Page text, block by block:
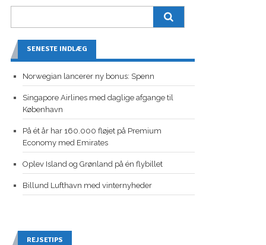
SENESTE INDLÆG
Norwegian lancerer ny bonus: Spenn
Singapore Airlines med daglige afgange til
København
På ét år har 160.000 fløjet på Premium
Economy med Emirates
Oplev Island og Grønland på én flybillet
Billund Lufthavn med vinternyheder
REJSETIPS